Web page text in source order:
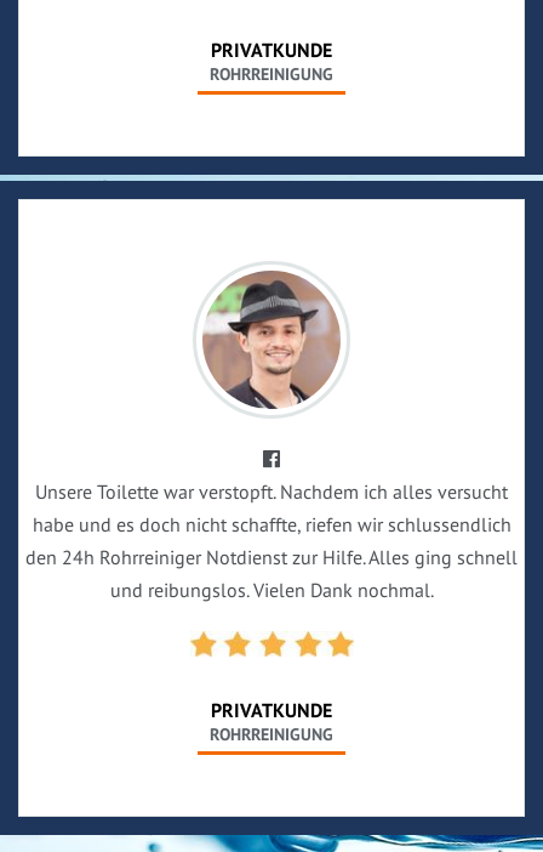
PRIVATKUNDE
ROHRREINIGUNG
Unsere Toilette war verstopft. Nachdem ich alles versucht
habe und es doch nicht schaffte, riefen wir schlussendlich
den 24h Rohrreiniger Notdienst zur Hilfe. Alles ging schnell
und reibungslos. Vielen Dank nochmal.
PRIVATKUNDE
ROHRREINIGUNG